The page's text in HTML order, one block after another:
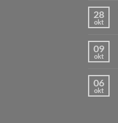
28
okt
09
okt
06
okt